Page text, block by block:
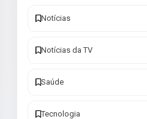
Notícias
Notícias da TV
Saúde
Tecnologia